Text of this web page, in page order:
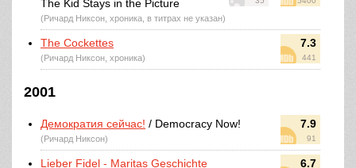
The Kid Stays in the Picture
(Ричард Никсон, хроника, в титрах не указан)
7.3
441
The Cockettes
(Ричард Никсон, хроника)
2001
7.9
91
Демократия сейчас! / Democracy Now!
(Ричард Никсон)
6.7
Lieber Fidel - Maritas Geschichte